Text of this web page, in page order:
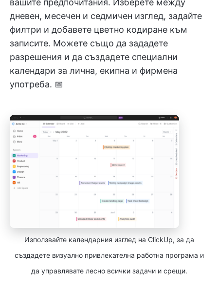
вашите предпочитания. Изберете между
дневен, месечен и седмичен изглед, задайте
филтри и добавете цветно кодиране към
записите. Можете също да зададете
разрешения и да създадете специални
календари за лична, екипна и фирмена
употреба. 📅
Използвайте календарния изглед на ClickUp, за да
създадете визуално привлекателна работна програма и
да управлявате лесно всички задачи и срещи.